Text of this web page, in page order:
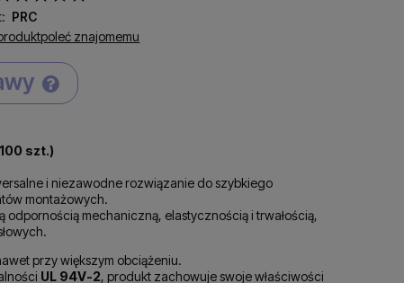
PRC
poleć znajomemu
szt.)
i niezawodne rozwiązanie do szybkiego
montażowych.
odpornością mechaniczną, elastycznością i trwałością,
przy większym obciążeniu.
UL 94V-2, produkt zachowuje swoje właściwości